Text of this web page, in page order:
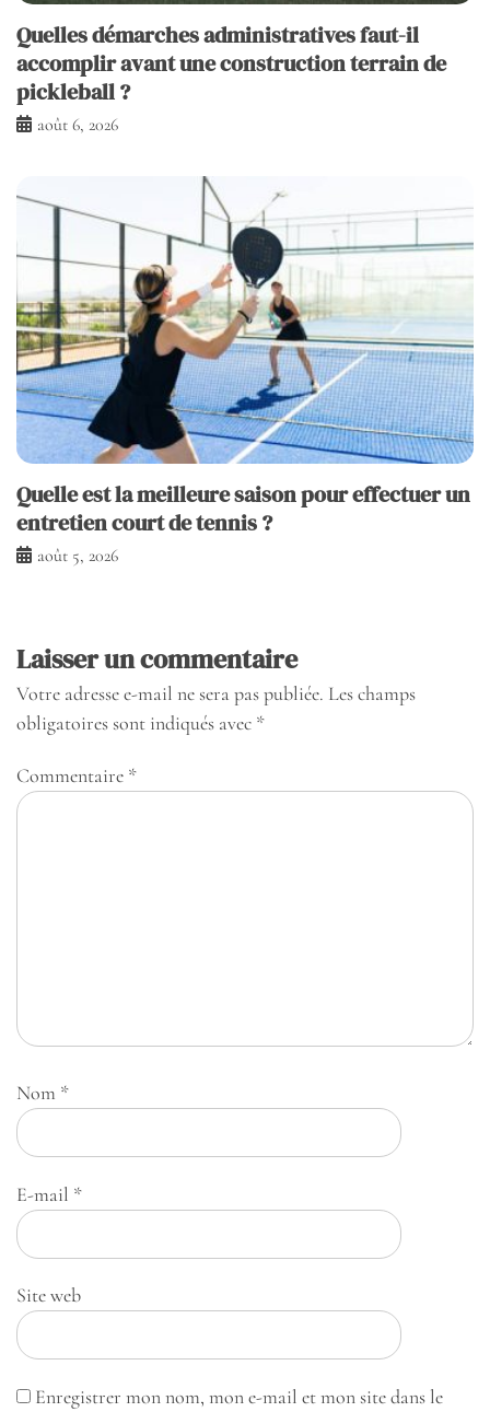
Quelles démarches administratives faut-il
accomplir avant une construction terrain de
pickleball ?
août 6, 2026
Quelle est la meilleure saison pour effectuer un
entretien court de tennis ?
août 5, 2026
Laisser un commentaire
Votre adresse e-mail ne sera pas publiée. Les champs
obligatoires sont indiqués avec *
Commentaire *
Nom *
E-mail *
Site web
Enregistrer mon nom, mon e-mail et mon site dans le